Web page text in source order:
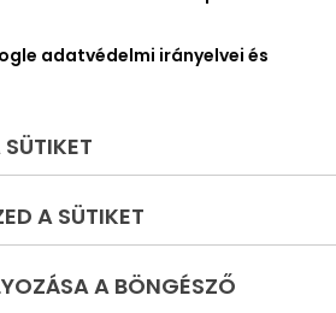
adatvédelmi irányelvei és
A SÜTIKET
A BÖNGÉSZŐ